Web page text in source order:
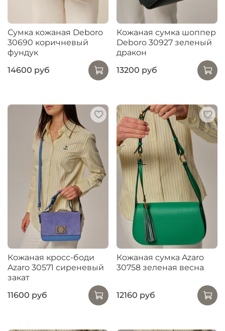
Сумка кожаная Deboro
30690 коричневый
фундук
14600 руб
Кожаная сумка шоппер
Deboro 30927 зеленый
дракон
13200 руб
Кожаная кросс-боди
Azaro 30571 сиреневый
закат
11600 руб
Кожаная сумка Azaro
30758 зеленая весна
12160 руб